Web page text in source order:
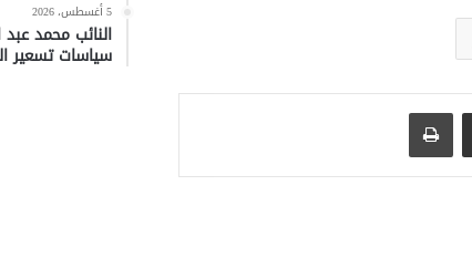
مشاركة عبر البريد طباعة
5 أغسطس، 2026
النائب محمد
سياسات تسعير